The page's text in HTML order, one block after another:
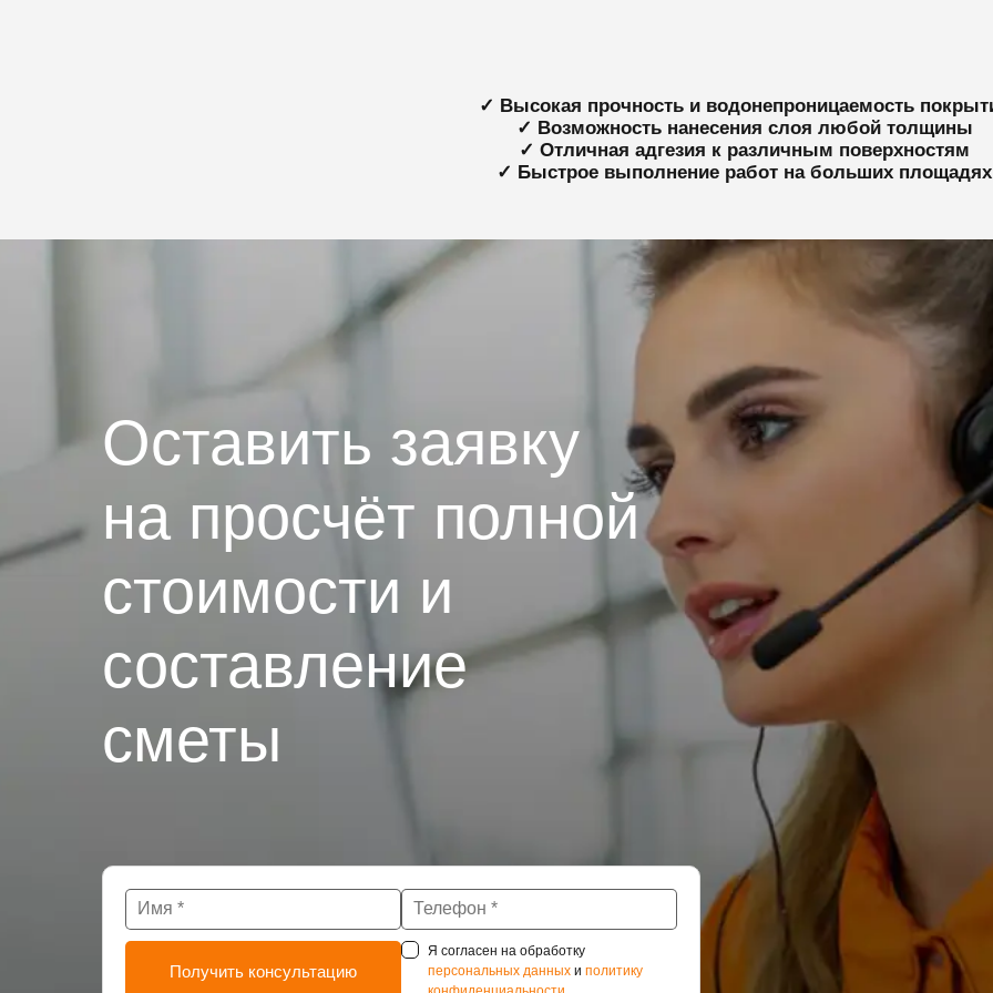
✓ Высокая прочность и водонепроницаемость
✓ Возможность нанесения слоя любой толщины
✓ Отличная адгезия к различным поверхностям
✓ Быстрое выполнение работ на больших площадях
Оставить заявку
на просчёт полной
стоимости и
составление
сметы
Я согласен на обработку
персональных данныхи политику